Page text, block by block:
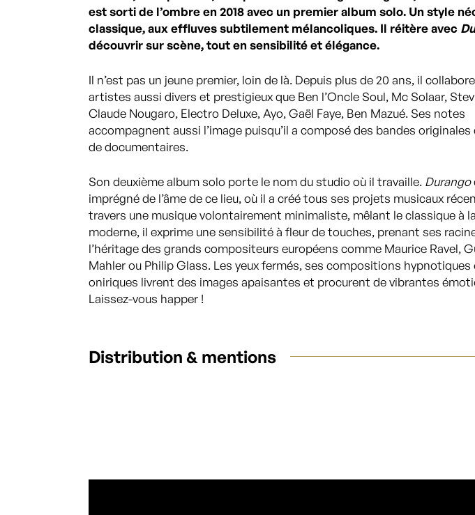
est sorti de l’ombre en 2018 avec un premier album solo. Un style
classique, aux effluves subtilement mélancoliques. Il réitère avec
découvrir sur scène, tout en sensibilité et élégance.
Il n’est pas un jeune premier, loin de là. Depuis plus de 20 ans, il
artistes aussi divers et prestigieux que Ben l’Oncle Soul, Mc Solaar,
Claude Nougaro, Electro Deluxe, Ayo, Gaël Faye, Ben Mazué. Ses notes
accompagnent aussi l’image puisqu’il a composé des bandes
de documentaires.
Son deuxième album solo porte le nom du studio où il travaille. Durango
imprégné de l’âme de ce lieu, où il a créé tous ses projets musicaux
travers une musique volontairement minimaliste, mêlant le classique à
moderne, il exprime une sensibilité à fleur de touches, prenant ses
l’héritage des grands compositeurs européens comme Maurice Ravel,
Mahler ou Philip Glass. Les yeux fermés, ses compositions hypnotiques
oniriques livrent des images apaisantes et procurent de vibrantes
Laissez-vous happer !
Distribution & mentions